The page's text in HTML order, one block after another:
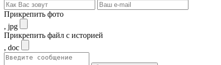
Прикрепить фото
, jpg
Прикрепить файл с историей
, doc